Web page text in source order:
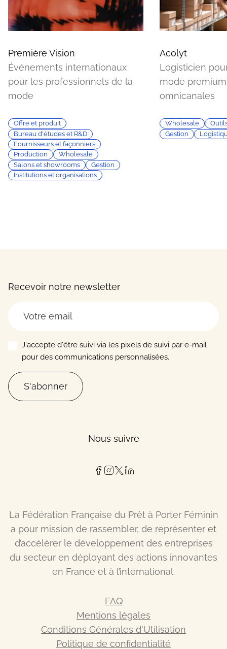
Première Vision
Événements internationaux
pour les professionnels de la
mode
Offre et produit
Bureau d'études et R&D
Fournisseurs et façonniers
Production
Wholesale
Salons et showrooms
Gestion
Institutions et organisations
Acolyt
Logisticien
mode
omnicanales
Wholesale
Gestion
Recevoir notre newsletter
J'accepte d'être suivi via les pixels de suivi par e-mail
pour des communications personnalisées.
S'abonner
Nous suivre
La Fédération Française du Prêt à Porter Féminin
a pour mission de rassembler, de représenter et
d’accélérer le développement des entreprises
du secteur en déployant des actions innovantes
en France et à l’international.
FAQ
Mentions légales
Conditions Générales d'Utilisation
Politique de confidentialité